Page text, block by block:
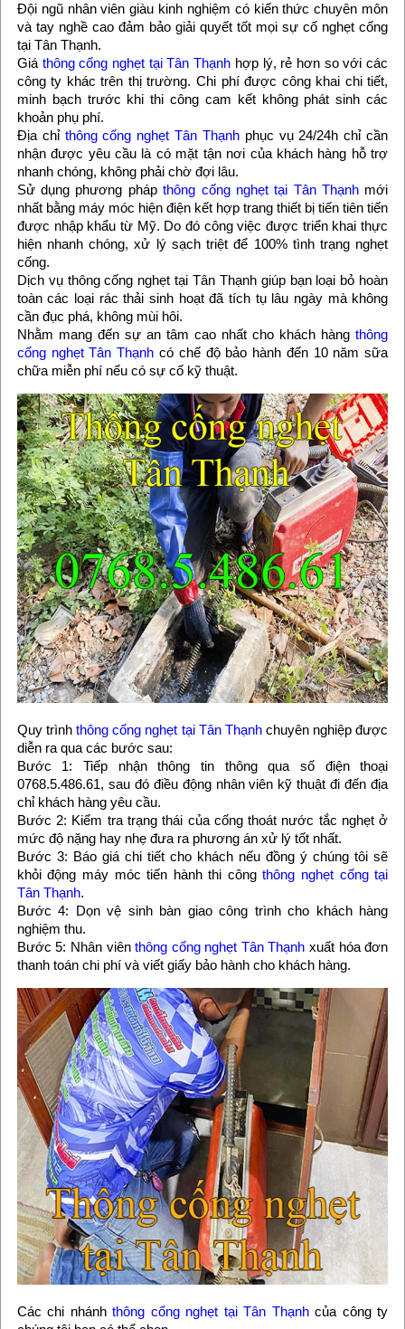
Đội ngũ nhân viên giàu kinh nghiệm có kiến thức chuyên môn
và tay nghề cao đảm bảo giải quyết tốt mọi sự cố nghẹt cống
tại Tân Thạnh.
Giá thông cống nghẹt tại Tân Thạnh hợp lý, rẻ hơn so với các
công ty khác trên thị trường. Chi phí được công khai chi tiết,
minh bạch trước khi thi công cam kết không phát sinh các
khoản phụ phí.
Địa chỉ thông cống nghẹt Tân Thạnhphục vụ 24/24h chỉ cần
nhận được yêu cầu là có mặt tận nơi của khách hàng hỗ trợ
nhanh chóng, không phải chờ đợi lâu.
Sử dụng phương phápthông cống nghẹt tại Tân Thạnhmới
nhất bằng máy móc hiện điện kết hợp trang thiết bị tiến tiên tiến
được nhập khẩu từ Mỹ. Do đó công việc được triển khai thực
hiện nhanh chóng, xử lý sạch triệt để 100% tình trạng nghẹt
cống.
Dịch vụ thông cống nghẹt tại Tân Thạnh giúp bạn loại bỏ hoàn
toàn các loại rác thải sinh hoạt đã tích tụ lâu ngày mà không
cần đục phá, không mùi hôi.
Nhằm mang đến sự an tâm cao nhất cho khách hàngthông
cống nghẹt Tân Thạnh có chế độ bảo hành đến 10 năm sữa
chữa miễn phí nếu có sự cố kỹ thuật.
Quy trìnhthông cống nghẹt tại Tân Thạnhchuyên nghiệp được
diễn ra qua các bước sau:
Bước 1: Tiếp nhận thông tin thông qua số điện thoại
0768.5.486.61, sau đó điều động nhân viên kỹ thuật đi đến địa
chỉ khách hàng yêu cầu.
Bước 2: Kiểm tra trạng thái của cống thoát nước tắc nghẹt ở
mức độ nặng hay nhẹ đưa ra phương án xử lý tốt nhất.
Bước 3: Báo giá chi tiết cho khách nếu đồng ý chúng tôi sẽ
khỏi động máy móc tiến hành thi côngthông nghẹt cống tại
Tân Thạnh.
Bước 4: Dọn vệ sinh bàn giao công trình cho khách hàng
nghiệm thu.
Bước 5: Nhân viênthông cống nghẹt Tân Thạnh xuất hóa đơn
thanh toán chi phí và viết giấy bảo hành cho khách hàng.
Các chi nhánhthông cống nghẹt tại Tân Thạnhcủa công ty